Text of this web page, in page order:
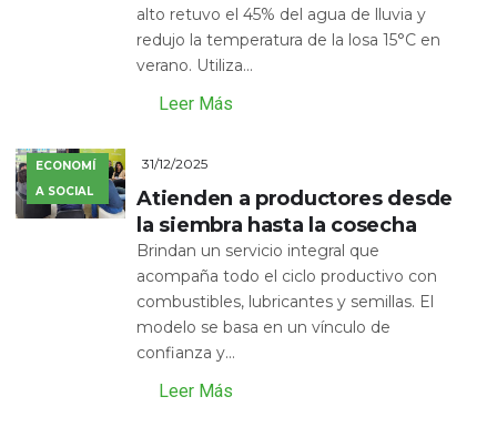
alto retuvo el 45% del agua de lluvia y
redujo la temperatura de la losa 15°C en
verano. Utiliza...
Leer Más
ECONOMÍ
A SOCIAL
31/12/2025
Atienden a productores desde
la siembra hasta la cosecha
Brindan un servicio integral que
acompaña todo el ciclo productivo con
combustibles, lubricantes y semillas. El
modelo se basa en un vínculo de
confianza y...
Leer Más